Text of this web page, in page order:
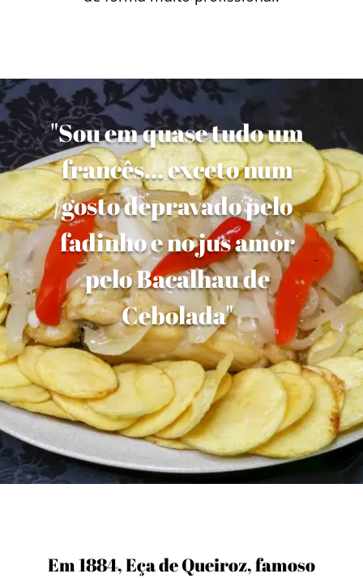
"Sou em quase tudo um
francês... exceto num
gosto depravado pelo
fadinho e no jus amor
pelo Bacalhau de
Cebolada"
Em 1884, Eça de Queiroz, famoso